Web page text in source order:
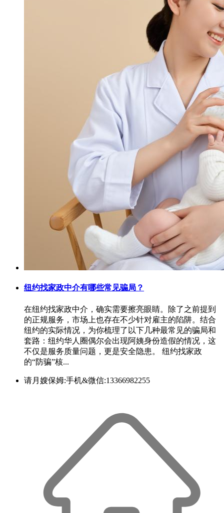
纽约找家政中介有哪些常见骗局？
在纽约找家政中介，确实需要擦亮眼睛。除了之前提到
的正规服务，市场上也存在不少针对雇主的陷阱。结合
纽约的实际情况，为你梳理了以下几种最常见的骗局和
套路：纽约华人圈偶尔会出现阿姨身份造假的情况，这
不仅是服务质量问题，更是安全隐患。 纽约找家政
的“防骗”核...
请月嫂保姆:手机&微信:13366982255